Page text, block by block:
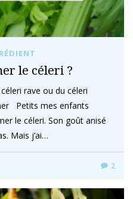
le céleri ?
rave ou du céleri
Petits mes enfants
le céleri. Son goût anisé
Mais j’ai…
2